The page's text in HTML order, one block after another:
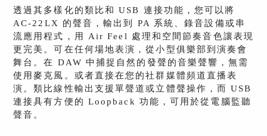
透過其多樣化的類比和 USB 連接功能，您可以將
AC-22LX 的聲音，輸出到 PA 系統、錄音設備或串
流應用程式，用 Air Feel 處理和空間節奏音色讓表現
更完美。可在任何場地表演，從小型俱樂部到演奏會
舞台。在 DAW 中捕捉自然的發聲的音樂聲響，無需
使用麥克風。或者直接在您的社群媒體頻道直播表
演。類比線性輸出支援單聲道或立體聲操作，而 USB
連接具有方便的 Loopback 功能，可用於從電腦監聽
聲音。